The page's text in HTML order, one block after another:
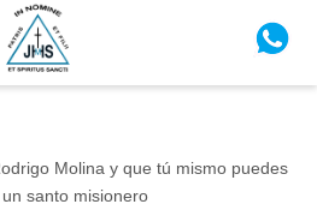
Molina y que tú mismo puedes
santo misionero